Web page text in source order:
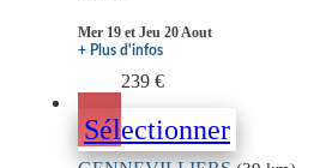
Mer 19 et Jeu 20 Aout
+ Plus d'infos
239 €
Sélectionner